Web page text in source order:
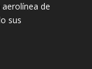
de
sus